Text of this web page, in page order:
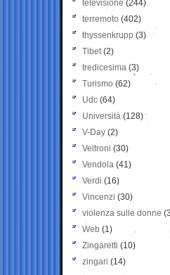
televisione(244)
terremoto (402)
thyssenkrupp (3)
Tibet(2)
tredicesima (3)
Turismo (62)
Udc (64)
Università (128)
V-Day (2)
Veltroni (30)
Vendola (41)
Verdi (16)
Vincenzi (30)
violenza sulle donne
Web (1)
Zingaretti (10)
zingari (14)